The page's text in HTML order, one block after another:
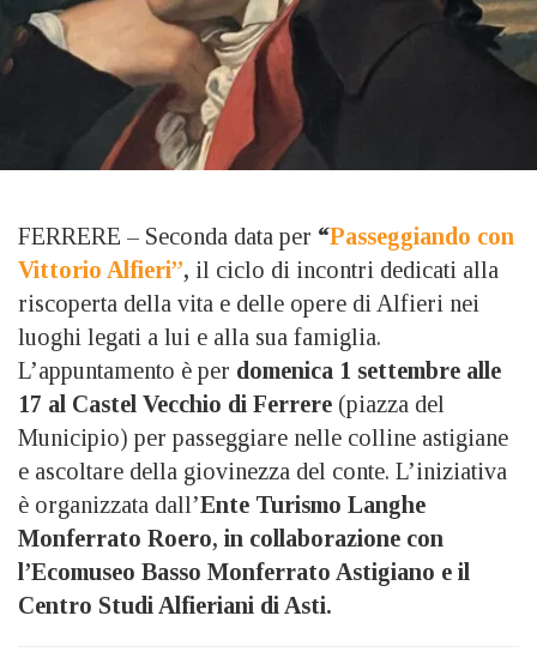
FERRERE – Seconda data per “Passeggiando con
Vittorio Alfieri”, il ciclo di incontri dedicati alla
riscoperta della vita e delle opere di Alfieri nei
luoghi legati a lui e alla sua famiglia.
L’appuntamento è per domenica 1 settembre alle
17 al Castel Vecchio di Ferrere (piazza del
Municipio) per passeggiare nelle colline astigiane
e ascoltare della giovinezza del conte. L’iniziativa
è organizzata dall’Ente Turismo Langhe
Monferrato Roero, in collaborazione con
l’Ecomuseo Basso Monferrato Astigiano e il
Centro Studi Alfieriani di Asti.